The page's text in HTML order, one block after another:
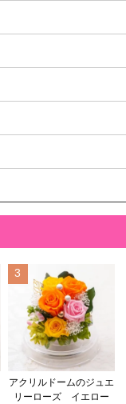
3
アクリルドームのジュエ
リーローズ イエロー